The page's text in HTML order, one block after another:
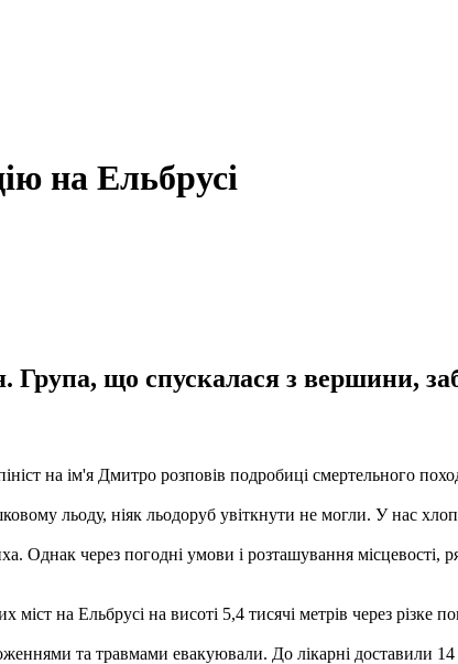
на Ельбрусі
що спускалася з вершини,
на ім'я Дмитро розповів подробиці смертельного
льоду, ніяк льодоруб увіткнути не могли. У нас
Однак через погодні умови і розташування місцевості,
міст на Ельбрусі на висоті 5,4 тисячі метрів через
та травмами евакуювали. До лікарні доставили 14